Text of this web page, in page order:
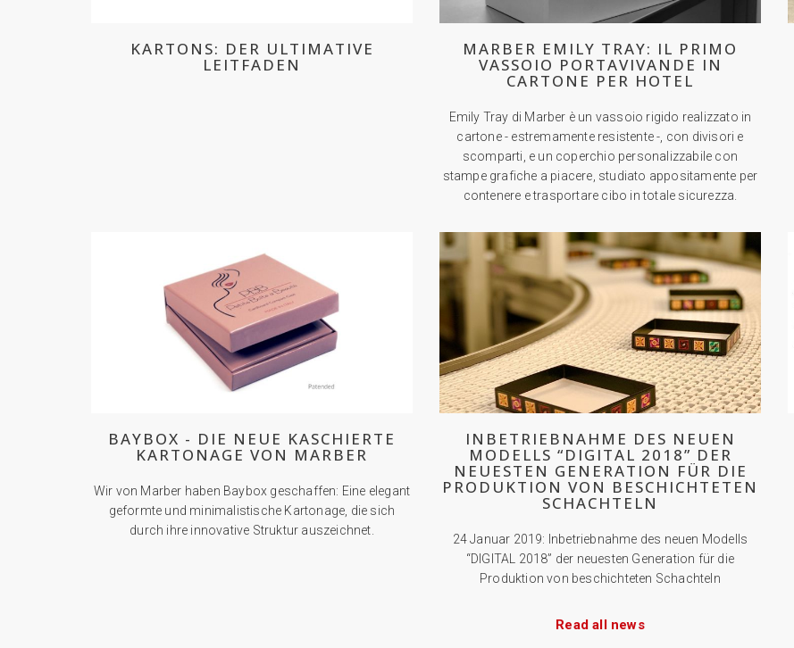
KARTONS: DER ULTIMATIVE
LEITFADEN
MARBER EMILY TRAY: IL PRIMO
VASSOIO PORTAVIVANDE IN
CARTONE PER HOTEL
Emily Tray di Marber è un vassoio rigido realizzato in
cartone - estremamente resistente -, con divisori e
scomparti, e un coperchio personalizzabile con
stampe grafiche a piacere, studiato appositamente per
contenere e trasportare cibo in totale sicurezza.
BAYBOX - DIE NEUE KASCHIERTE
KARTONAGE VON MARBER
Wir von Marber haben Baybox geschaffen: Eine elegant
geformte und minimalistische Kartonage, die sich
durch ihre innovative Struktur auszeichnet.
INBETRIEBNAHME DES NEUEN
MODELLS “DIGITAL 2018” DER
NEUESTEN GENERATION FÜR DIE
PRODUKTION VON BESCHICHTETEN
SCHACHTELN
24 Januar 2019: Inbetriebnahme des neuen Modells
“DIGITAL 2018” der neuesten Generation für die
Produktion von beschichteten Schachteln
Read all news